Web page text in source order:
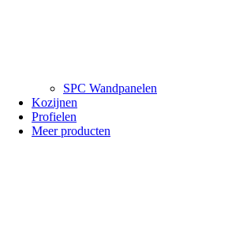
SPC Wandpanelen
Kozijnen
Profielen
Meer producten